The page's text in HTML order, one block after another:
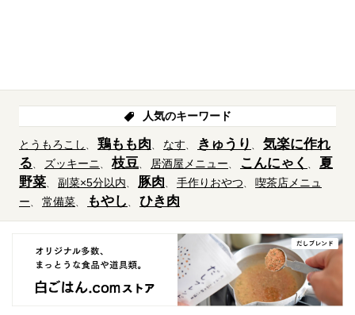
人気のキーワード
とうもろこし 鶏もも肉 なす きゅうり
気楽に作れ
る
ズッキーニ 枝豆 居酒屋メニュー こんにゃく
夏
野菜
副菜×5分以内 豚肉 手作りおやつ
喫茶店メニュ
ー
常備菜 もやし ひき肉